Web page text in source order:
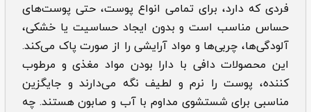
فردی که دارد، برای تمامی انواع پوست، حتی پوست‌های
حساس مناسب است و بدون ایجاد حساسیت یا خشکی،
آلودگی‌ها، چربی‌ها و مواد آرایشی را از صورت پاک می‌کند.
این محصولات دافی با دارا بودن مواد مغذی و مرطوب
کننده، پوست را نرم و لطیف نگه می‌دارند و جایگزین
مناسبی برای شستشوی مداوم با آب و صابون هستند. چه